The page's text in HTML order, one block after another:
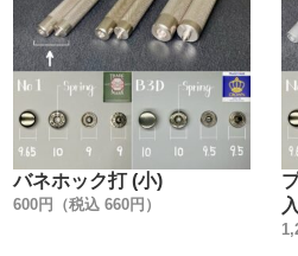
います。
信頼のおける金具メーカーの規
を作る事を作る事が、一番使用
す。
・
【特徴】
鋼材の選定・指定した焼入れ硬
り、【金属の消耗が少ない】のが
お馴染みのパチンという軽快な
バネホック打 (小)
600円（税込 660円）